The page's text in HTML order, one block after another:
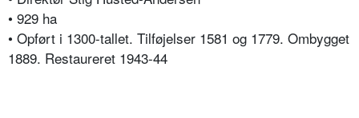
• 929 ha
• Opført i 1300-tallet. Tilføjelser 1581 og 1779. Ombygget
1889. Restaureret 1943-44